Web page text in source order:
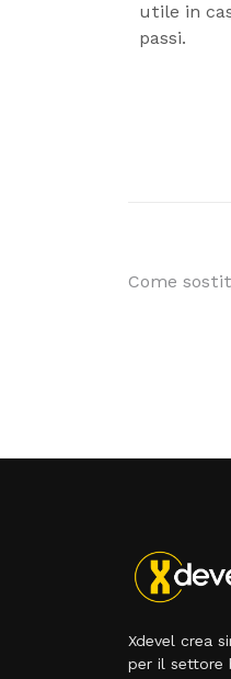
utile in
passi.
Come
Xdevel crea
per il settore